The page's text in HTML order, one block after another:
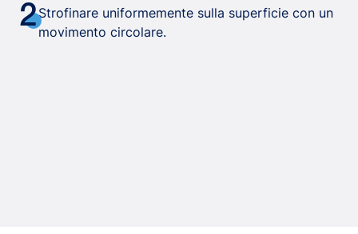
2Strofinare uniformemente sulla superficie con un
movimento circolare.